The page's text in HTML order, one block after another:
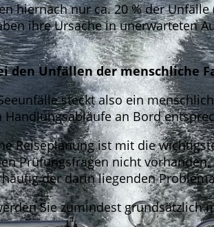
hiernach nur ca. 20 % der
ihre Ursache in unerwarteten
den Unfällen der menschliche
steckt also ein
an Bord
Reiseplanung ist mit die
Prüfungsfragen nicht
der darin liegenden
Sie zumindest grundsätzlich